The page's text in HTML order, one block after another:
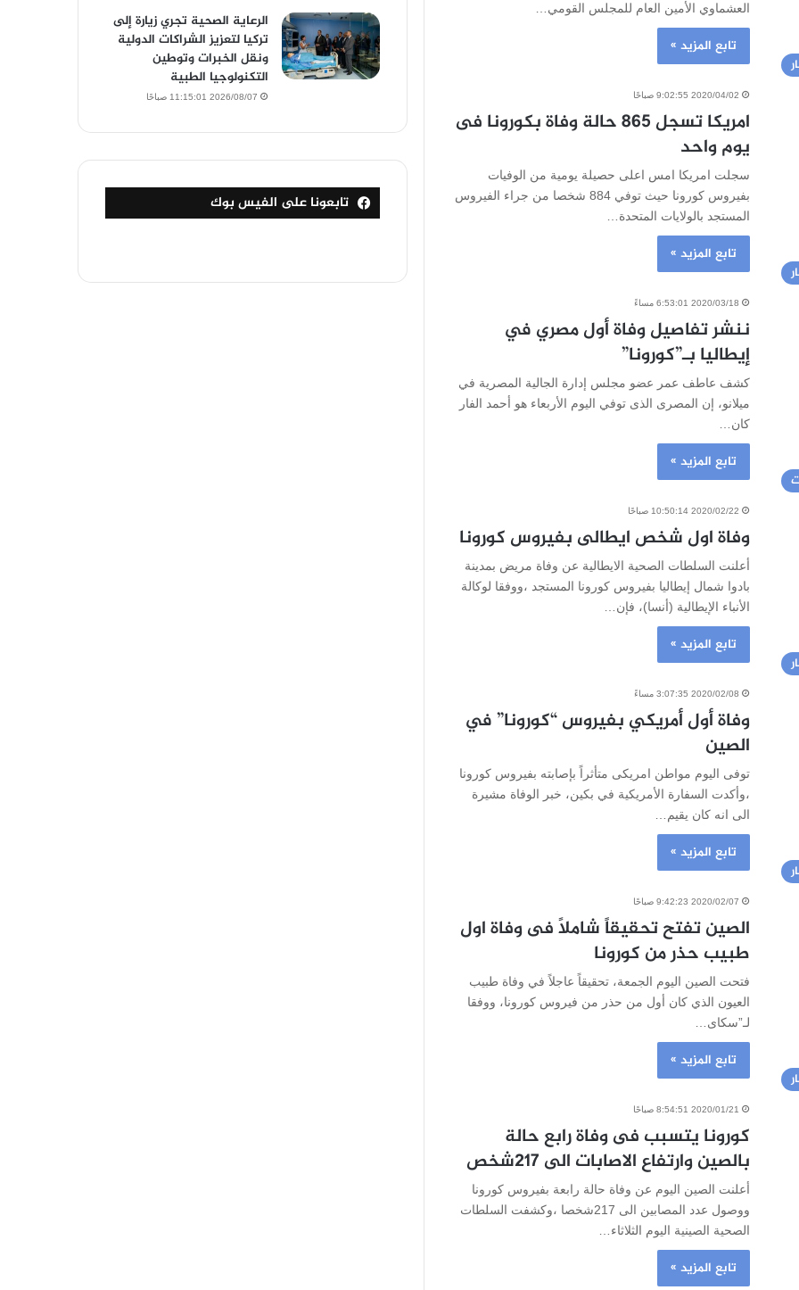
العشماوي الأمين العام للمجلس القومي…
تابع المزيد »
2020/04/02 9:02:55 صباحًا
امريكا تسجل 865 حالة وفاة بكورونا فى
يوم واحد
سجلت امريكا امس اعلى حصيلة يومية من الوفيات
بفيروس كورونا حيث توفي 884 شخصا من جراء الفيروس
المستجد بالولايات المتحدة…
تابع المزيد »
2020/03/18 6:53:01 مساءً
ننشر تفاصيل وفاة أول مصري في
إيطاليا بـ”كورونا”
كشف عاطف عمر عضو مجلس إدارة الجالية المصرية في
ميلانو، إن المصرى الذى توفي اليوم الأربعاء هو أحمد الفار
كان…
تابع المزيد »
2020/02/22 10:50:14 صباحًا
وفاة اول شخص ايطالى بفيروس كورونا
أعلنت السلطات الصحية الايطالية عن وفاة مريض بمدينة
بادوا شمال إيطاليا بفيروس كورونا المستجد ،ووفقا لوكالة
الأنباء الإيطالية (أنسا)، فإن…
تابع المزيد »
2020/02/08 3:07:35 مساءً
وفاة أول أمريكي بفيروس “كورونا” في
الصين
توفى اليوم مواطن امريكى متأثراً بإصابته بفيروس كورونا
،وأكدت السفارة الأمريكية في بكين، خبر الوفاة مشيرة
الى انه كان يقيم…
تابع المزيد »
2020/02/07 9:42:23 صباحًا
الصين تفتح تحقيقاً شاملاً فى وفاة اول
طبيب حذر من كورونا
فتحت الصين اليوم الجمعة، تحقيقاً عاجلاً في وفاة طبيب
العيون الذي كان أول من حذر من فيروس كورونا، ووفقا
لـ”سكاى…
تابع المزيد »
2020/01/21 8:54:51 صباحًا
كورونا يتسبب فى وفاة رابع حالة
بالصين وارتفاع الاصابات الى 217شخص
أعلنت الصين اليوم عن وفاة حالة رابعة بفيروس كورونا
ووصول عدد المصابين الى 217شخصا ،وكشفت السلطات
الصحية الصينية اليوم الثلاثاء…
تابع المزيد »
الرعاية الصحية تجري زيارة إلى
تركيا لتعزيز الشراكات الدولية
ونقل الخبرات وتوطين
التكنولوجيا الطبية
2026/08/07 11:15:01 صباحًا
تابعونا على الفيس بوك